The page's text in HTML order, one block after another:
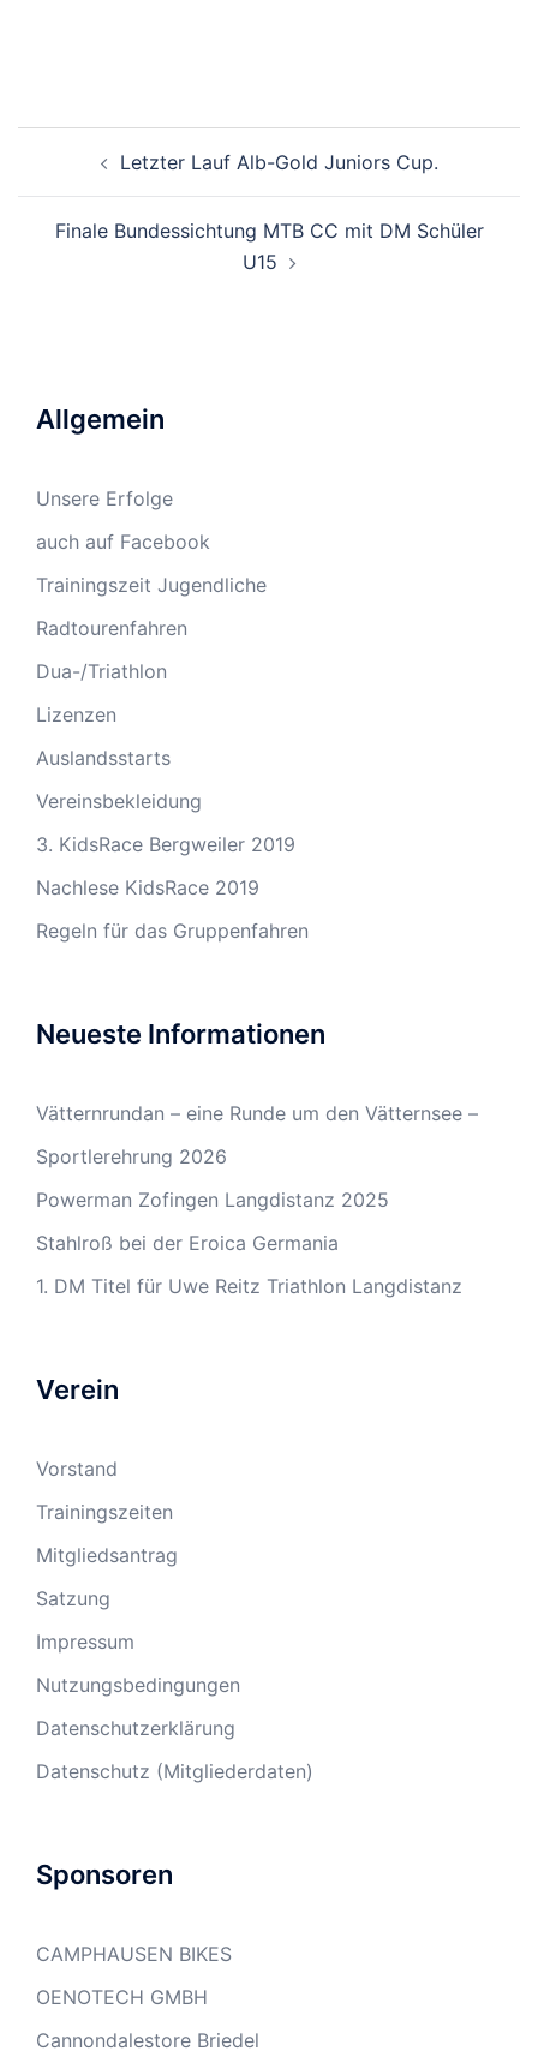
Letzter Lauf Alb-Gold Juniors Cup.
Finale Bundessichtung MTB CC mit DM Schüler
U15
Allgemein
Unsere Erfolge
auch auf Facebook
Trainingszeit Jugendliche
Radtourenfahren
Dua-/Triathlon
Lizenzen
Auslandsstarts
Vereinsbekleidung
3. KidsRace Bergweiler 2019
Nachlese KidsRace 2019
Regeln für das Gruppenfahren
Neueste Informationen
Vätternrundan – eine Runde um den Vätternsee –
Sportlerehrung 2026
Powerman Zofingen Langdistanz 2025
Stahlroß bei der Eroica Germania
1. DM Titel für Uwe Reitz Triathlon Langdistanz
Verein
Vorstand
Trainingszeiten
Mitgliedsantrag
Satzung
Impressum
Nutzungsbedingungen
Datenschutzerklärung
Datenschutz (Mitgliederdaten)
Sponsoren
CAMPHAUSEN BIKES
OENOTECH GMBH
Cannondalestore Briedel